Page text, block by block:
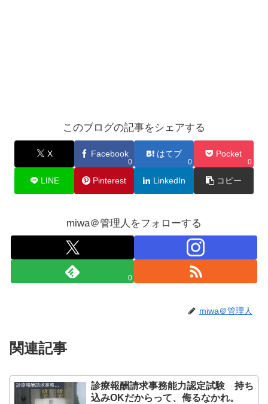
このブログの記事をシェアする
X Facebook
0
はてブ
0
Pocket
0
LINE Pinterest LinkedIn コピー
miwa＠管理人をフォローする
0
miwa＠管理人
関連記事
診療報酬請求事務能力認定試験
診療報酬請求事務能力認定試験 持ち
込みOKだからって、侮るなかれ。